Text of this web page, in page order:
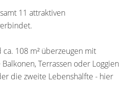
11 attraktiven
108 m² überzeugen mit
Terrassen oder Loggien
die zweite Lebenshälfte - hier